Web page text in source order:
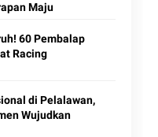
Maju
60 Pembalap
Racing
di Pelalawan,
Wujudkan